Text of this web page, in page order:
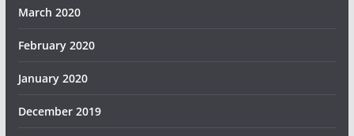
March 2020
February 2020
January 2020
December 2019